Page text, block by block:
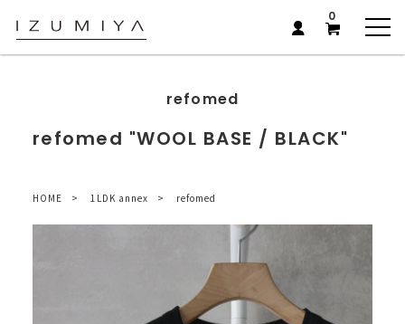
0
refomed
refomed "WOOL BASE / BLACK"
HOME 1LDK annex refomed